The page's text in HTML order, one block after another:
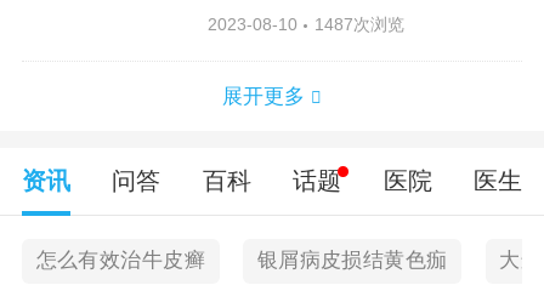
2023-08-10 1487次浏览
展开更多
资讯 问答 百科 话题 医院 医生
怎么有效治牛皮癣 银屑病皮损结黄色痂 大